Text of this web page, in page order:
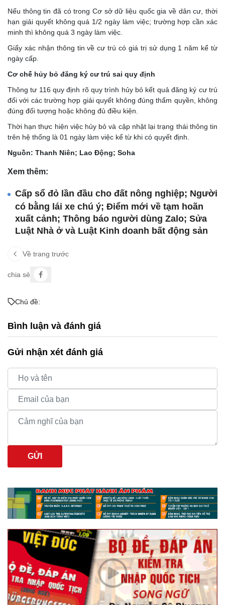
Nếu thông tin đã có trong Cơ sở dữ liệu quốc gia về dân cư, thời
hạn giải quyết không quá 1/2 ngày làm việc; trường hợp cần xác
minh thì không quá 3 ngày làm việc.
Giấy xác nhận thông tin về cư trú có giá trị sử dụng 1 năm kể từ
ngày cấp.
Cơ chế hủy bỏ đăng ký cư trú sai quy định
Thông tư 116 quy định rõ quy trình hủy bỏ kết quả đăng ký cư trú
đối với các trường hợp giải quyết không đúng thẩm quyền, không
đúng đối tượng hoặc không đủ điều kiện.
Thời hạn thực hiện việc hủy bỏ và cập nhật lại trạng thái thông tin
trên hệ thống là 01 ngày làm việc kể từ khi có quyết định.
Nguồn: Thanh Niên; Lao Động; Soha
Xem thêm:
Cấp sổ đỏ lần đầu cho đất nông nghiệp; Người
có bằng lái xe chú ý; Điểm mới về tạm hoãn
xuất cảnh; Thông báo người dùng Zalo; Sửa
Luật Nhà ở và Luật Kinh doanh bất động sản
Về trang trước
chia sẻ
Chủ đề:
Bình luận và đánh giá
Gửi nhận xét đánh giá
GỬI